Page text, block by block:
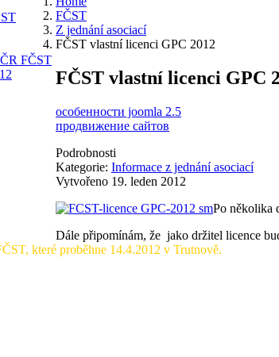
FČST
FČST
Z jednání asociací
FČST vlastní licenci GPC 2012
FČST vlastní licenci GPC
особенности joomla 2.5
продвижение сайтов
Podrobnosti
Kategorie: Informace z jednání asociací
Vytvořeno 19. leden 2012
Po několika
Dále připomínám, že jako držitel licence
které proběhne 14.4.2012 v Trutnově.